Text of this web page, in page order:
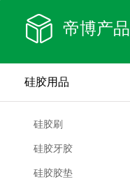
帝博产品
硅胶用品
硅胶刷
硅胶牙胶
硅胶胶垫